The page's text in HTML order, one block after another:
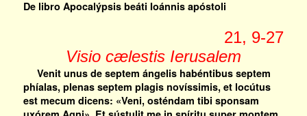
De libro Apocalýpsis beáti Ioánnis apóstoli
21, 9-27
Visio cælestis Ierusalem
Venit unus de septem ángelis habéntibus septem
phíalas, plenas septem plagis novíssimis, et locútus
est mecum dicens: «Veni, osténdam tibi sponsam